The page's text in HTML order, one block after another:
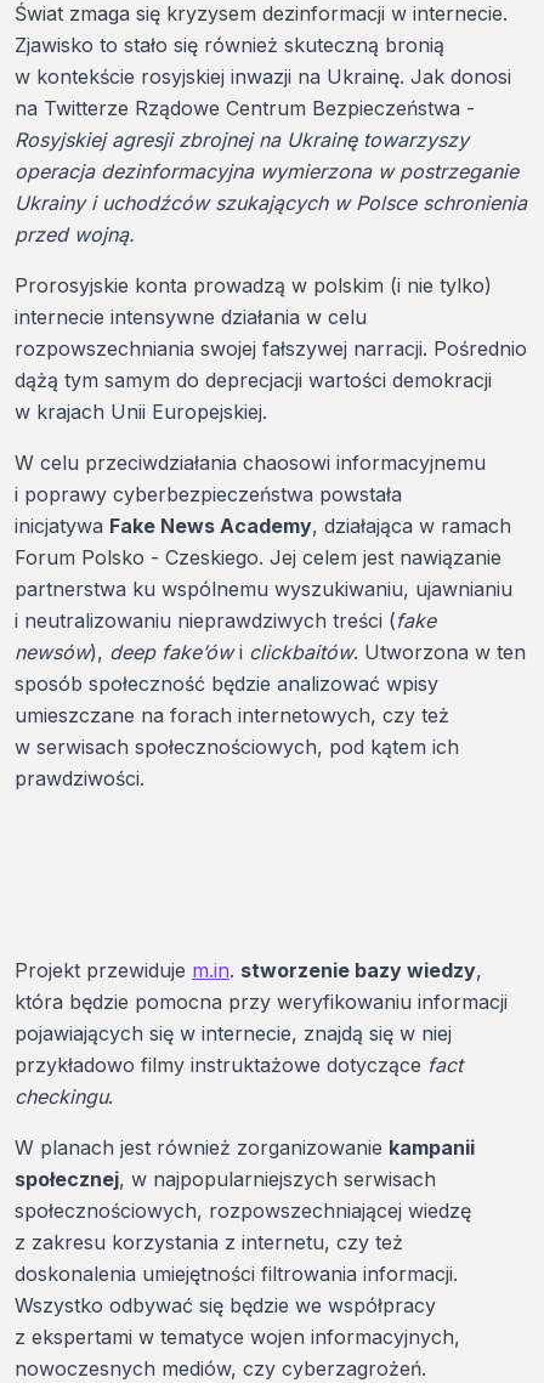
Świat zmaga się kryzysem dezinformacji w internecie.
Zjawisko to stało się również skuteczną bronią
w kontekście rosyjskiej inwazji na Ukrainę. Jak donosi
na Twitterze Rządowe Centrum Bezpieczeństwa -
Rosyjskiej agresji zbrojnej na Ukrainę towarzyszy
operacja dezinformacyjna wymierzona w postrzeganie
Ukrainy i uchodźców szukających w Polsce schronienia
przed wojną.
Prorosyjskie konta prowadzą w polskim (i nie tylko)
internecie intensywne działania w celu
rozpowszechniania swojej fałszywej narracji. Pośrednio
dążą tym samym do deprecjacji wartości demokracji
w krajach Unii Europejskiej.
W celu przeciwdziałania chaosowi informacyjnemu
i poprawy cyberbezpieczeństwa powstała
inicjatywa Fake News Academy, działająca w ramach
Forum Polsko - Czeskiego. Jej celem jest nawiązanie
partnerstwa ku wspólnemu wyszukiwaniu, ujawnianiu
i neutralizowaniu nieprawdziwych treści (fake
newsów), deep fake’ówi clickbaitów. Utworzona w ten
sposób społeczność będzie analizować wpisy
umieszczane na forach internetowych, czy też
w serwisach społecznościowych, pod kątem ich
prawdziwości.
Projekt przewiduje m.in. stworzenie bazy wiedzy,
która będzie pomocna przy weryfikowaniu informacji
pojawiających się w internecie, znajdą się w niej
przykładowo filmy instruktażowe dotyczące fact
checkingu.
W planach jest również zorganizowanie kampanii
społecznej, w najpopularniejszych serwisach
społecznościowych, rozpowszechniającej wiedzę
z zakresu korzystania z internetu, czy też
doskonalenia umiejętności filtrowania informacji.
Wszystko odbywać się będzie we współpracy
z ekspertami w tematyce wojen informacyjnych,
nowoczesnych mediów, czy cyberzagrożeń.